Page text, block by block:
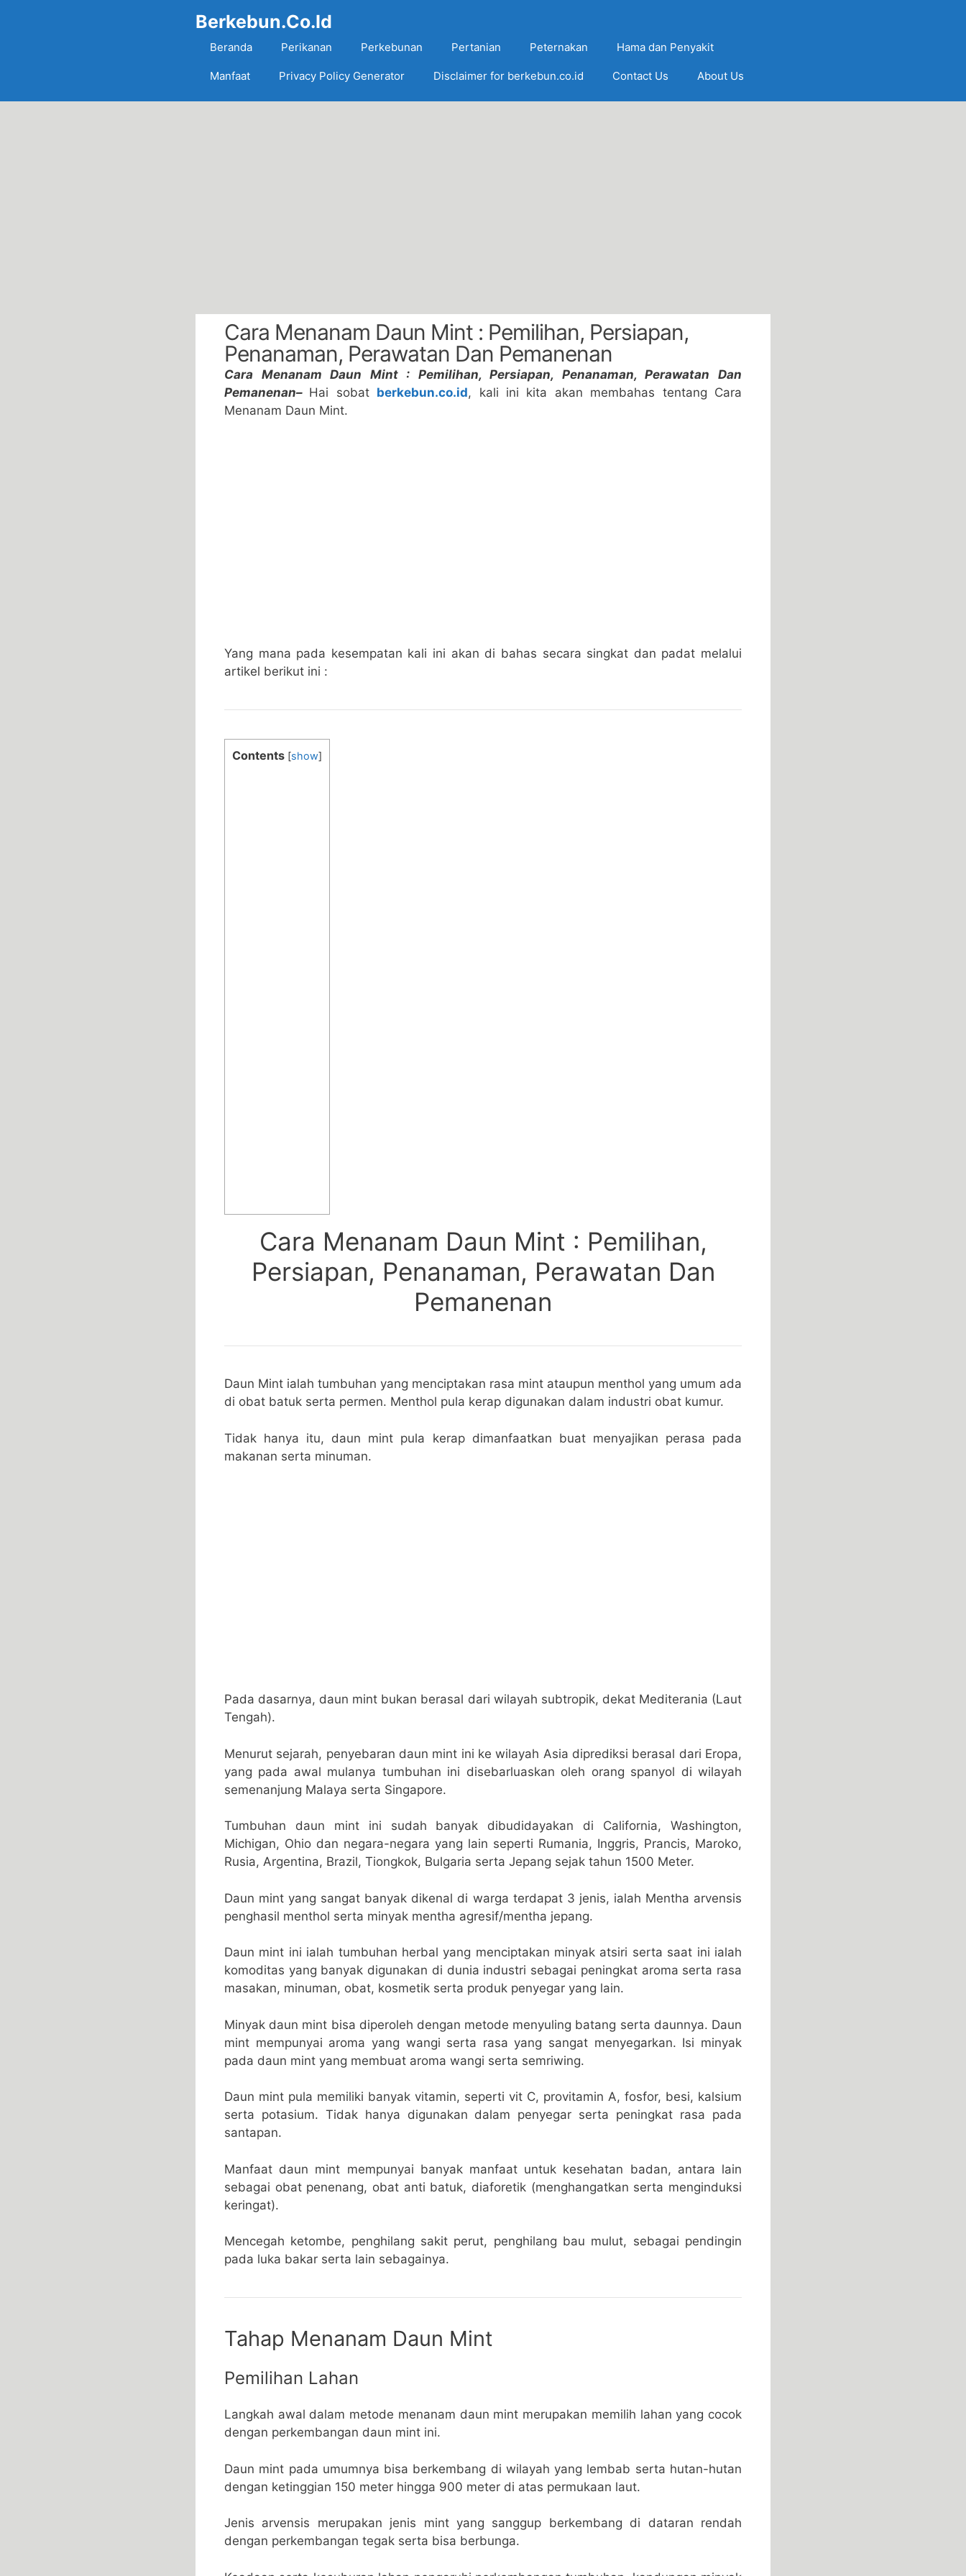
Berkebun.Co.Id
Beranda Perikanan Perkebunan Pertanian Peternakan Hama dan Penyakit
Manfaat Privacy Policy Generator Disclaimer for berkebun.co.id Contact Us About Us
Cara Menanam Daun Mint : Pemilihan, Persiapan,
Penanaman, Perawatan Dan Pemanenan
Cara Menanam Daun Mint : Pemilihan, Persiapan, Penanaman, Perawatan Dan
Pemanenan– Hai sobat berkebun.co.id, kali ini kita akan membahas tentang Cara
Menanam Daun Mint.
Yang mana pada kesempatan kali ini akan di bahas secara singkat dan padat melalui
artikel berikut ini :
Contents [show]
Cara Menanam Daun Mint : Pemilihan,
Persiapan, Penanaman, Perawatan Dan
Pemanenan
Daun Mint ialah tumbuhan yang menciptakan rasa mint ataupun menthol yang umum ada
di obat batuk serta permen. Menthol pula kerap digunakan dalam industri obat kumur.
Tidak hanya itu, daun mint pula kerap dimanfaatkan buat menyajikan perasa pada
makanan serta minuman.
Pada dasarnya, daun mint bukan berasal dari wilayah subtropik, dekat Mediterania (Laut
Tengah).
Menurut sejarah, penyebaran daun mint ini ke wilayah Asia diprediksi berasal dari Eropa,
yang pada awal mulanya tumbuhan ini disebarluaskan oleh orang spanyol di wilayah
semenanjung Malaya serta Singapore.
Tumbuhan daun mint ini sudah banyak dibudidayakan di California, Washington,
Michigan, Ohio dan negara-negara yang lain seperti Rumania, Inggris, Prancis, Maroko,
Rusia, Argentina, Brazil, Tiongkok, Bulgaria serta Jepang sejak tahun 1500 Meter.
Daun mint yang sangat banyak dikenal di warga terdapat 3 jenis, ialah Mentha arvensis
penghasil menthol serta minyak mentha agresif/mentha jepang.
Daun mint ini ialah tumbuhan herbal yang menciptakan minyak atsiri serta saat ini ialah
komoditas yang banyak digunakan di dunia industri sebagai peningkat aroma serta rasa
masakan, minuman, obat, kosmetik serta produk penyegar yang lain.
Minyak daun mint bisa diperoleh dengan metode menyuling batang serta daunnya. Daun
mint mempunyai aroma yang wangi serta rasa yang sangat menyegarkan. Isi minyak
pada daun mint yang membuat aroma wangi serta semriwing.
Daun mint pula memiliki banyak vitamin, seperti vit C, provitamin A, fosfor, besi, kalsium
serta potasium. Tidak hanya digunakan dalam penyegar serta peningkat rasa pada
santapan.
Manfaat daun mint mempunyai banyak manfaat untuk kesehatan badan, antara lain
sebagai obat penenang, obat anti batuk, diaforetik (menghangatkan serta menginduksi
keringat).
Mencegah ketombe, penghilang sakit perut, penghilang bau mulut, sebagai pendingin
pada luka bakar serta lain sebagainya.
Tahap Menanam Daun Mint
Pemilihan Lahan
Langkah awal dalam metode menanam daun mint merupakan memilih lahan yang cocok
dengan perkembangan daun mint ini.
Daun mint pada umumnya bisa berkembang di wilayah yang lembab serta hutan-hutan
dengan ketinggian 150 meter hingga 900 meter di atas permukaan laut.
Jenis arvensis merupakan jenis mint yang sanggup berkembang di dataran rendah
dengan perkembangan tegak serta bisa berbunga.